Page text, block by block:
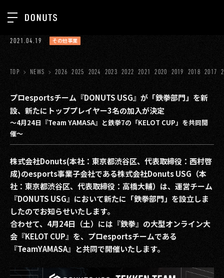
ジョブカン
ゲーム
ミクチャ
出版メディア
美少女図鑑
イベント
タテドラ
その他事業
2026
TOP
ABOUT
SERVICES
GROUP
CONTACT
PRIVACY POLICY
2021.04.19 その他事業
TOP NEWS 2026 2025 2024 2023 2022 2021 2020 2019 2018 2017
プロesportsチーム『DONUTS USG』が「鉄拳部門」を新
設、新たにトッププレイヤー3名の加入が決定
～4月24日『Team YAMASA』と鉄拳7の「KELOT CUP」を共同開
催～
株式会社Donuts(本社：東京都渋谷区、代表取締役：西村啓
成)のesports事業子会社である株式会社Donuts USG（本
社：東京都渋谷区、代表取締役：高橋大輔）は、運営チーム
『DONUTS USG』において新たに「鉄拳部門」を設立しま
したのでお知らせいたします。
合わせて、4月24日（土）には『鉄拳』の大型オンライン大
会『KELOT CUP』を、プロesportsチームである
『TeamYAMASA』と共同で開催いたします。